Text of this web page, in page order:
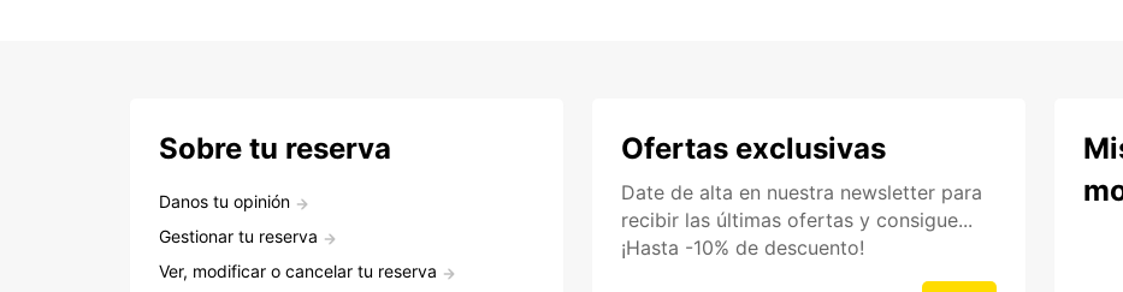
Sobre tu reserva
Danos tu opinión
Gestionar tu reserva
Ver, modificar o cancelar tu reserva
Ofertas exclusivas
Date de alta en nuestra newsletter para
recibir las últimas ofertas y consigue...
¡Hasta -10% de descuento!